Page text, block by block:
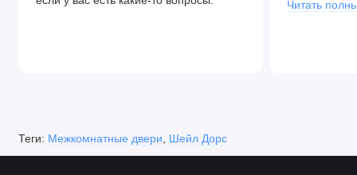
Читать
Теги: Межкомнатные двери Шейл Дорс